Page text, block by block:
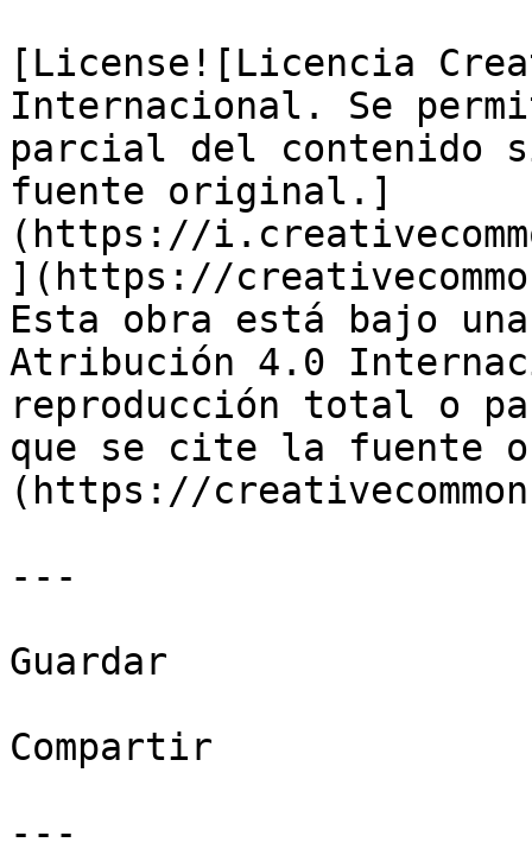
[License![Licencia
Internacional. Se
parcial del contenido
fuente original.]
(https://
](https://
Esta obra está bajo
Atribución 4.0
reproducción total o
que se cite la fuente
(https://
---
Guardar
Compartir
---